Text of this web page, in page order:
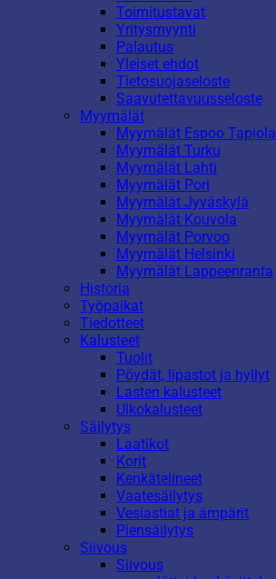
Toimitustavat
Yritysmyynti
Palautus
Yleiset ehdot
Tietosuojaseloste
Saavutettavuusseloste
Myymälät
Myymälät Espoo Tapiola
Myymälät Turku
Myymälät Lahti
Myymälät Pori
Myymälät Jyväskylä
Myymälät Kouvola
Myymälät Porvoo
Myymälät Helsinki
Myymälät Lappeenranta
Historia
Työpaikat
Tiedotteet
Kalusteet
Tuolit
Pöydät, lipastot ja hyllyt
Lasten kalusteet
Ulkokalusteet
Säilytys
Laatikot
Korit
Kenkätelineet
Vaatesäilytys
Vesiastiat ja ämpärit
Piensäilytys
Siivous
Siivous